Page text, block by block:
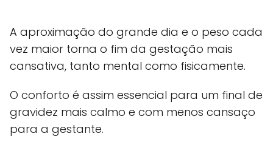
A aproximação do grande dia e o peso cada
vez maior torna o fim da gestação mais
cansativa, tanto mental como fisicamente.
O conforto é assim essencial para um final de
gravidez mais calmo e com menos cansaço
para a gestante.